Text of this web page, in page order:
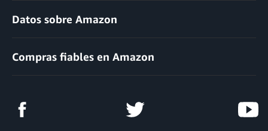
Datos sobre Amazon
Compras fiables en Amazon